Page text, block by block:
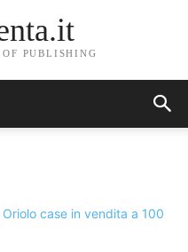
PUBLISHING